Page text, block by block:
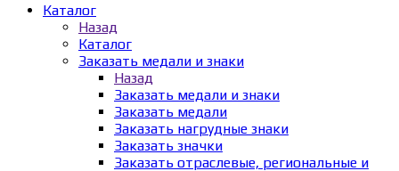
Каталог
Назад
Каталог
Заказать медали и знаки
Назад
Заказать медали и знаки
Заказать медали
Заказать нагрудные знаки
Заказать значки
Заказать отраслевые, региональные и